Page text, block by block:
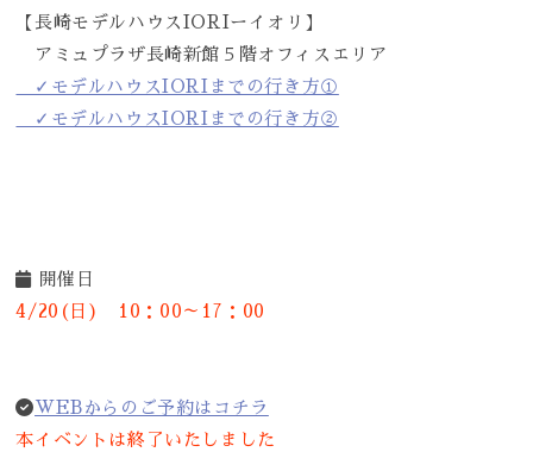
【長崎モデルハウスIORIーイオリ】
アミュプラザ長崎新館５階オフィスエリア
✓モデルハウスIORIまでの行き方①
✓モデルハウスIORIまでの行き方②
開催日
4/20(日)
10：00～17：00
WEBからのご予約はコチラ
本イベントは終了いたしました